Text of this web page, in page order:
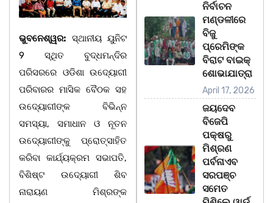
ଭୁବନେଶ୍ୱର: ସ୍ଥାନୀୟ ୟୁନିଟ
9 ସ୍ଥିତ ବୁଦ୍ଧମନ୍ଦିର
ପରିସରରେ ଓଡିଶା ଉଦ୍ୟୋଗୀ
ପରିବାରର ମାସିକ ବୈଠକ ସହ
ଉଦ୍ୟୋଗୀଙ୍କ ବିଭିନ୍ନ
ସମସ୍ୟା, ସମାଧାନ ଓ ନୂତନ
ଉଦ୍ୟୋଗୀଙ୍କୁ ପ୍ରୋତ୍ସାହିତ
କରିବା କାର୍ଯ୍ୟକ୍ରମ ସଭାପତି,
ବିଶିଷ୍ଟ ଉଦ୍ୟୋଗୀ ଶିବ
ନାରାୟଣ ମିଶ୍ରଙ୍କ
ନିର୍ବାଚନ
ମଣ୍ଡଳୀରେ
ବିଜୁ
ପ୍ରେମିଙ୍କ
ବିରାଟ ବାଇକ୍
ଶୋଭାଯାତ୍ରା
April 17, 2026
ଜୟଦେବ
ବିଜେପି
ପକ୍ଷରୁ
ମିଶ୍ରଣ
ପର୍ବନାଏବ
ସରପଞ୍ଚ
ସମେତ